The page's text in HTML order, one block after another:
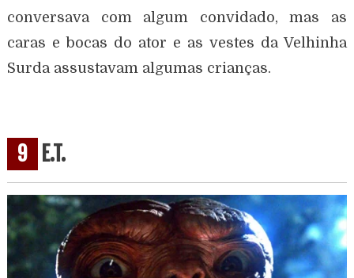
conversava com algum convidado, mas as
caras e bocas do ator e as vestes da Velhinha
Surda assustavam algumas crianças.
9 E.T.